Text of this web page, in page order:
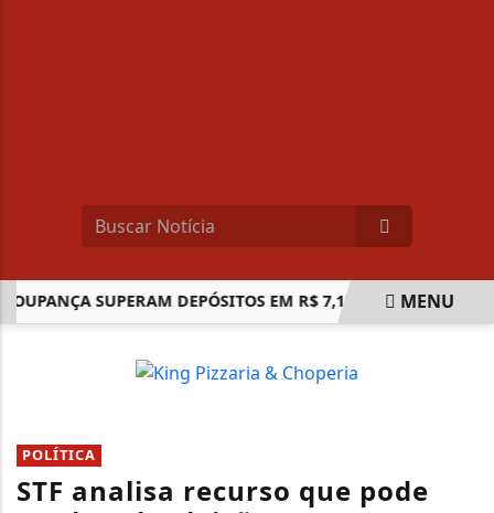
SUPERAM DEPÓSITOS EM R$ 7,15 BILHÕES EM
MENU
POLÍTICA
STF analisa recurso que pode